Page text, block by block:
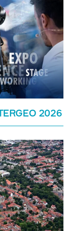
2026